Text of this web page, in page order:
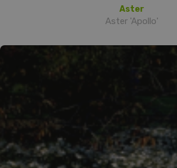
Aster
Aster 'Apollo'